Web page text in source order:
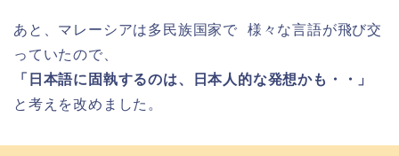
あと、マレーシアは多民族国家で 様々な言語が飛び交
っていたので、
「日本語に固執するのは、日本人的な発想かも・・」
と考えを改めました。